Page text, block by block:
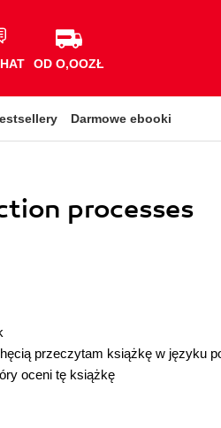
OD O,OOZŁ
Darmowe ebooki
processes
przeczytam książkę w języku
oceni tę książkę